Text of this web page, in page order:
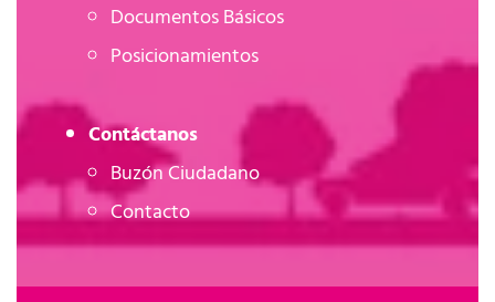
Documentos Básicos
Posicionamientos
Contáctanos
Buzón Ciudadano
Contacto